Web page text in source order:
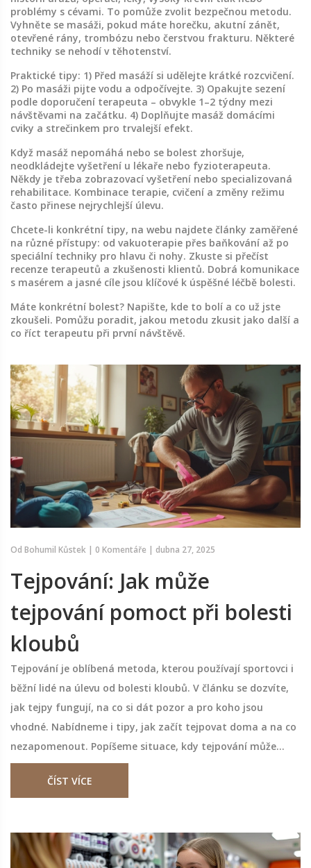
problémy s cévami. To pomůže zvolit bezpečnou metodu.
Vyhněte se masáži, pokud máte horečku, akutní zánět,
otevřené rány, trombózu nebo čerstvou frakturu. Některé
techniky se nehodí v těhotenství.
Praktické tipy: 1) Před masáží si udělejte krátké rozcvičení.
2) Po masáži pijte vodu a odpočívejte. 3) Opakujte sezení
podle doporučení terapeuta – obvykle 1–2 týdny mezi
návštěvami na začátku. 4) Doplňujte masáž domácími
cviky a strečinkem pro trvalejší efekt.
Když masáž nepomáhá nebo se bolest zhoršuje,
neodkládejte vyšetření u lékaře nebo fyzioterapeuta.
Někdy je třeba zobrazovací vyšetření nebo specializovaná
rehabilitace. Kombinace terapie, cvičení a změny režimu
často přinese nejrychlejší úlevu.
Chcete-li konkrétní tipy, na webu najdete články zaměřené
na různé přístupy: od vakuoterapie přes baňkování až po
speciální techniky pro hlavu či nohy. Zkuste si přečíst
recenze terapeutů a zkušenosti klientů. Dobrá komunikace
s masérem a jasné cíle jsou klíčové k úspěšné léčbě bolesti.
Máte konkrétní bolest? Napište, kde to bolí a co už jste
zkoušeli. Pomůžu poradit, jakou metodu zkusit jako další a
co říct terapeutu při první návštěvě.
Od Bohumil Kůstek | 0 Komentáře | dubna 27, 2025
Tejpování: Jak může
tejpování pomoct při bolesti
kloubů
Tejpování je oblíbená metoda, kterou používají sportovci i
běžní lidé na úlevu od bolesti kloubů. V článku se dozvíte,
jak tejpy fungují, na co si dát pozor a pro koho jsou
vhodné. Nabídneme i tipy, jak začít tejpovat doma a na co
nezapomenout. Popíšeme situace, kdy tejpování může
pomoci víc než léky nebo masti. Nechybí ani rady pro ty,
kteří mají s klouby trvalejší potíže.
ČÍST VÍCE